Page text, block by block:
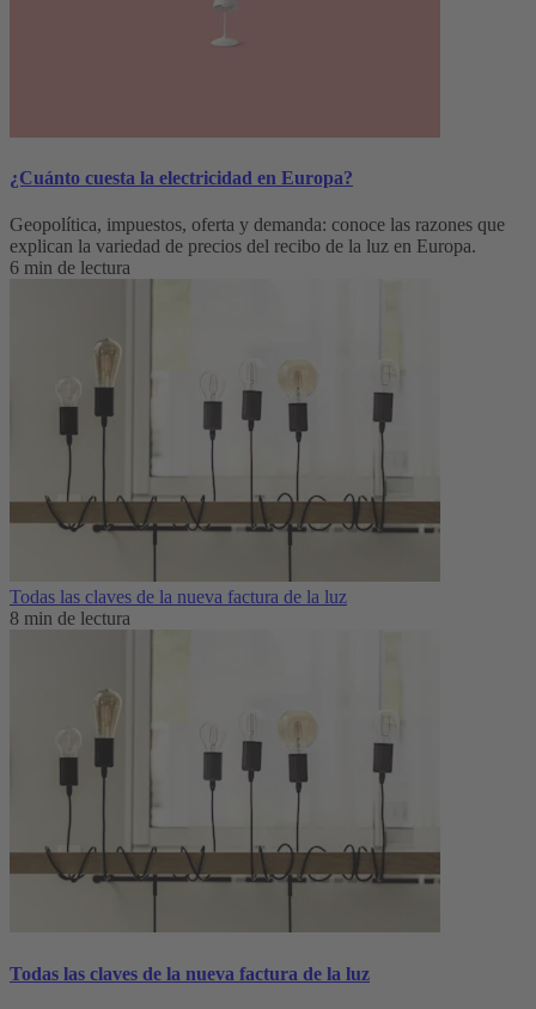
¿Cuánto cuesta la electricidad en Europa?
Geopolítica, impuestos, oferta y demanda: conoce las razones que
explican la variedad de precios del recibo de la luz en Europa.
6 min de lectura
Todas las claves de la nueva factura de la luz
8 min de lectura
Todas las claves de la nueva factura de la luz